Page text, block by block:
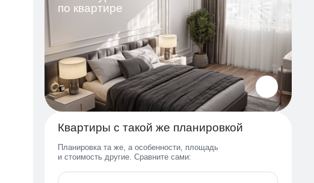
остальных — на благоустроенный двор.
по квартире
Квартиры с такой же планировкой
Планировка та же, а особенности, площадь
и стоимость другие. Сравните сами: